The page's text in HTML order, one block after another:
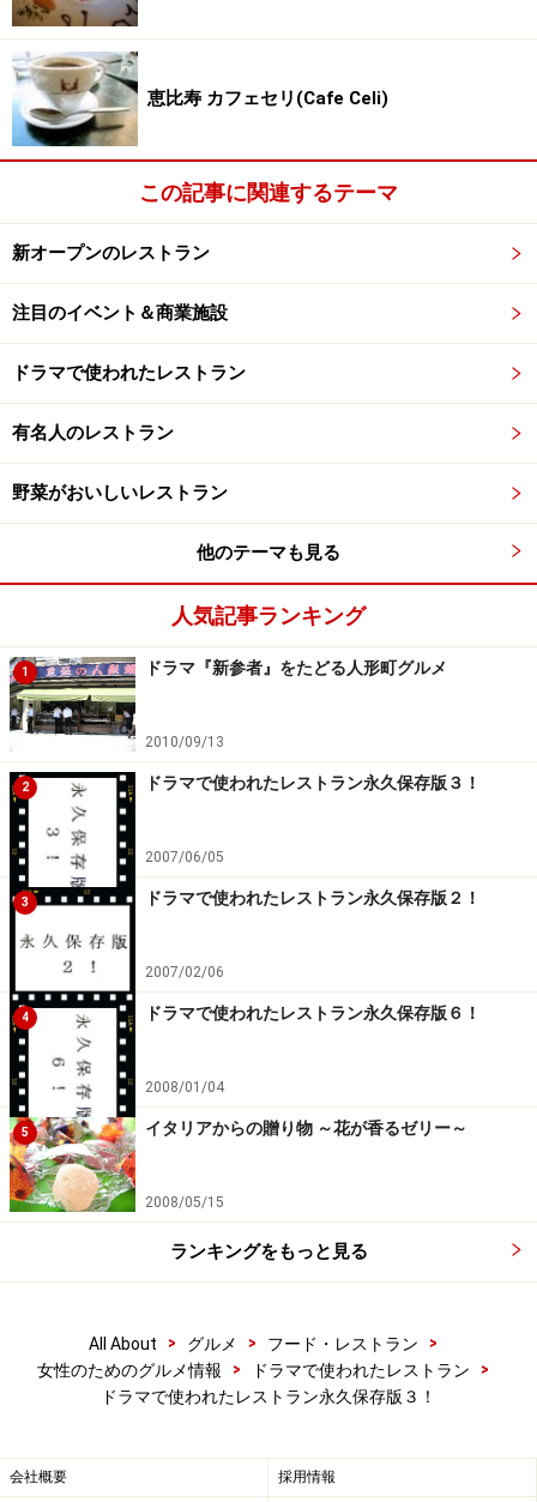
恵比寿 カフェセリ(Cafe Celi)
この記事に関連するテーマ
新オープンのレストラン
注目のイベント＆商業施設
ドラマで使われたレストラン
有名人のレストラン
野菜がおいしいレストラン
他のテーマも見る
人気記事ランキング
1 ドラマ『新参者』をたどる人形町グルメ
2010/09/13
2 ドラマで使われたレストラン永久保存版３！
2007/06/05
3 ドラマで使われたレストラン永久保存版２！
2007/02/06
4 ドラマで使われたレストラン永久保存版６！
2008/01/04
5 イタリアからの贈り物 ～花が香るゼリー～
2008/05/15
ランキングをもっと見る
All About > グルメ > フード・レストラン
>
女性のためのグルメ情報
> ドラマで使われたレストラン
>
ドラマで使われたレストラン永久保存版３！
会社概要 採用情報